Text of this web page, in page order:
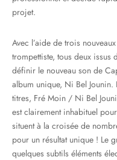
projet.
Avec l’aide de trois
trompettiste, tous deux issus
définir le nouveau son de
album unique, Ni Bel Jounin.
titres, Fré Moin / Ni Bel
est clairement inhabituel
situent à la croisée de
pour un résultat unique ! Le
quelques subtils éléments